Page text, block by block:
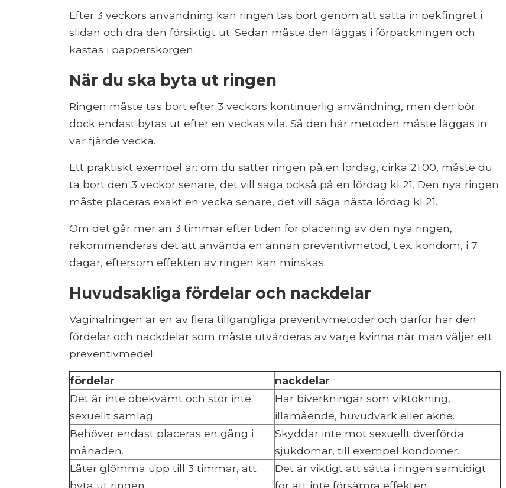
Efter 3 veckors användning kan ringen tas bort genom att sätta in pekfingret i
slidan och dra den försiktigt ut. Sedan måste den läggas i förpackningen och
kastas i papperskorgen.
När du ska byta ut ringen
Ringen måste tas bort efter 3 veckors kontinuerlig användning, men den bör
dock endast bytas ut efter en veckas vila. Så den här metoden måste läggas in
var fjärde vecka.
Ett praktiskt exempel är: om du sätter ringen på en lördag, cirka 21.00, måste du
ta bort den 3 veckor senare, det vill säga också på en lördag kl 21. Den nya ringen
måste placeras exakt en vecka senare, det vill säga nästa lördag kl 21.
Om det går mer än 3 timmar efter tiden för placering av den nya ringen,
rekommenderas det att använda en annan preventivmetod, t.ex. kondom, i 7
dagar, eftersom effekten av ringen kan minskas.
Huvudsakliga fördelar och nackdelar
Vaginalringen är en av flera tillgängliga preventivmetoder och därför har den
fördelar och nackdelar som måste utvärderas av varje kvinna när man väljer ett
preventivmedel:
fördelar
nackdelar
Det är inte obekvämt och stör inte
sexuellt samlag.
Har biverkningar som viktökning,
illamående, huvudvärk eller akne.
Behöver endast placeras en gång i
månaden.
Skyddar inte mot sexuellt överförda
sjukdomar, till exempel kondomer.
Låter glömma upp till 3 timmar, att
byta ut ringen.
Det är viktigt att sätta i ringen samtidigt
för att inte försämra effekten.